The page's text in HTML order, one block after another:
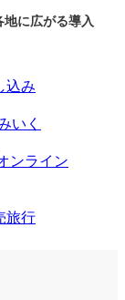
に広がる導入